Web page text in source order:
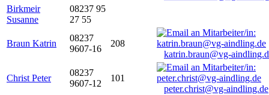
Birkmeir
Susanne
08237 95
27 55
Braun Katrin
08237
9607-16
208
katrin.braun@vg-
Christ Peter
08237
9607-12
101
peter.christ@vg-aindling.de